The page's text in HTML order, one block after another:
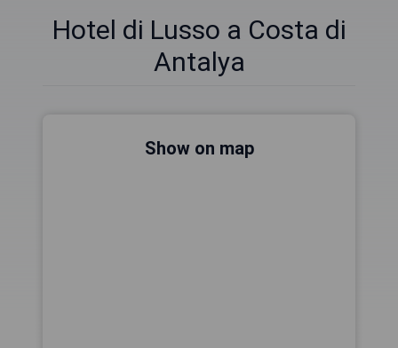
Hotel di Lusso a Costa di
Antalya
Show on map